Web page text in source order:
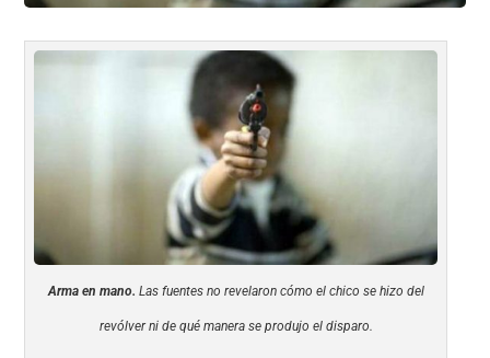
Arma en mano. Las fuentes no revelaron cómo el chico se hizo del
revólver ni de qué manera se produjo el disparo.